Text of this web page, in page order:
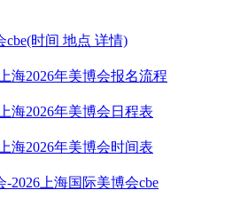
cbe(时间 地点 详情)
海2026年美博会报名流程
海2026年美博会日程表
海2026年美博会时间表
-2026上海国际美博会cbe